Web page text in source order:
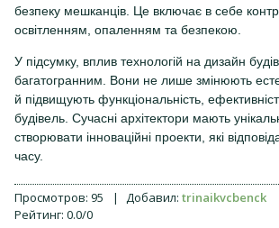
безпеку мешканців. Це включає в себе
освітленням, опаленням та безпекою.
У підсумку, вплив технологій на дизайн
багатогранним. Вони не лише змінюють
й підвищують функціональність,
будівель. Сучасні архітектори мають
створювати інноваційні проекти, які
часу.
Просмотров: 95 | Добавил: trinaikvcbenck
Рейтинг: 0.0/0